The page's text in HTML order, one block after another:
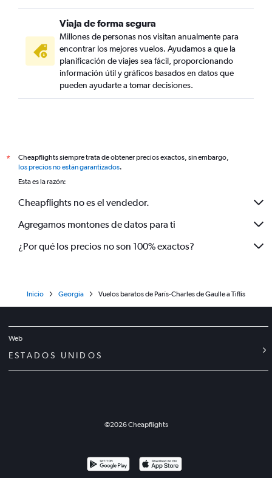
Viaja de forma segura
Millones de personas nos visitan anualmente para
encontrar los mejores vuelos. Ayudamos a que la
planificación de viajes sea fácil, proporcionando
información útil y gráficos basados en datos que
pueden ayudarte a tomar decisiones.
*
Cheapflights siempre trata de obtener precios exactos, sin embargo,
los precios no están garantizados.
Esta es la razón:
Cheapflights no es el vendedor.
Agregamos montones de datos para ti
¿Por qué los precios no son 100% exactos?
Inicio Georgia Vuelos baratos de París-Charles de Gaulle a Tiflis
Web
ESTADOS UNIDOS
©2026Cheapflights